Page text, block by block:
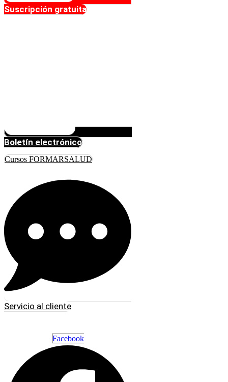
Suscripción gratuita
Boletín electrónico
Cursos FORMARSALUD
Servicio al cliente
Facebook